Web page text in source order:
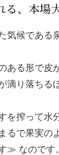
、本場
気候である
ある形で皮
滴り落ちる
を搾って水
るで果実の
≫ なのです。